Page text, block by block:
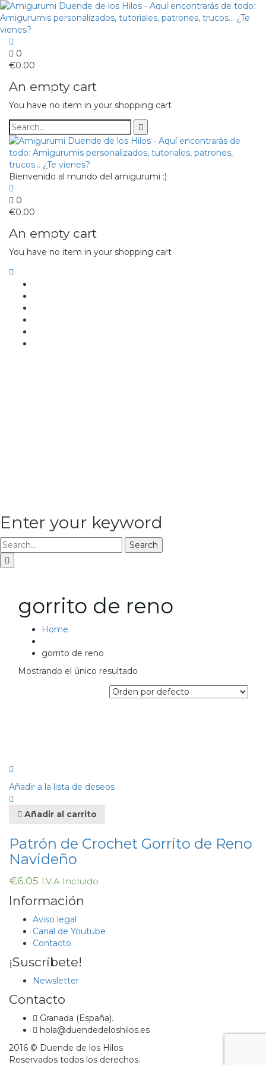
0
€0.00
An empty cart
You have no item in your shopping cart
Bienvenido al mundo del amigurumi :)
0
€0.00
An empty cart
You have no item in your shopping cart
Enter your keyword
Search
gorrito de reno
Home
gorrito de reno
Mostrando el único resultado
Añadir a la lista de deseos
Añadir al carrito
Patrón de Crochet Gorrito de Reno
Navideño
€6.05 I.V.A Incluido
Información
Aviso legal
Canal de Youtube
Contacto
¡Suscríbete!
Newsletter
Contacto
Granada (España).
hola@duendedeloshilos.es
2016 © Duende de los Hilos
Reservados todos los derechos.